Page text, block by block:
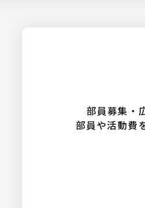
部員募集・
部員や活動費